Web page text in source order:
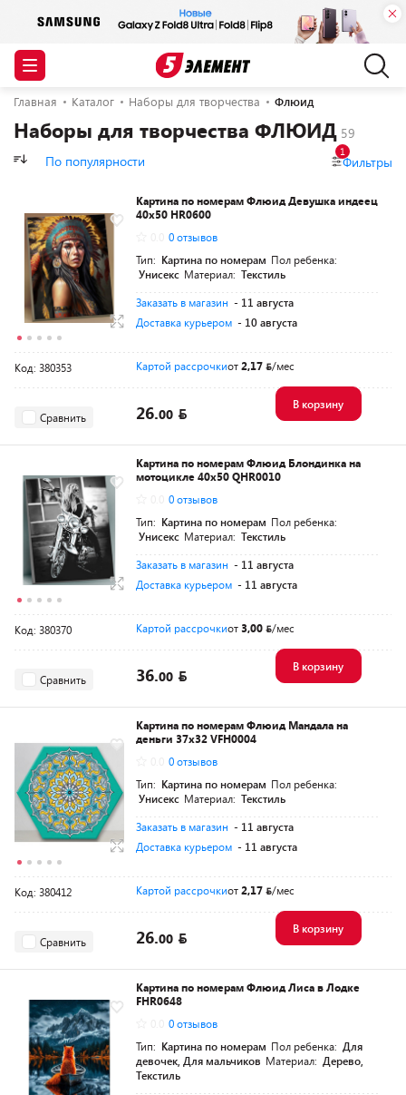
Главная Каталог Наборы для творчества Флюид
Наборы для творчества ФЛЮИД
По популярности Фильтры
1
Картина по номерам Флюид Девушка индеец
40x50 HR0600
0 отзывов
Тип: Картина по номерам Пол ребенка:
Унисекс Материал: Текстиль
Заказать в магазин - 11 августа
Доставка курьером - 10 августа
Код: 380353 Картой рассрочкиот2,17 /мес
Сравнить 26.00
В корзину
Картина по номерам Флюид Блондинка на
мотоцикле 40x50 QHR0010
0 отзывов
Тип: Картина по номерам Пол ребенка:
Унисекс Материал: Текстиль
Заказать в магазин - 11 августа
Доставка курьером - 11 августа
Код: 380370 Картой рассрочкиот3,00 /мес
Сравнить 36.00
В корзину
Картина по номерам Флюид Мандала на
деньги 37x32 VFH0004
0 отзывов
Тип: Картина по номерам Пол ребенка:
Унисекс Материал: Текстиль
Заказать в магазин - 11 августа
Доставка курьером - 11 августа
Код: 380412 Картой рассрочкиот2,17 /мес
Сравнить 26.00
В корзину
Картина по номерам Флюид Лиса в Лодке
FHR0648
0 отзывов
Тип: Картина по номерам Пол ребенка: Для
девочек, Для мальчиков Материал: Дерево,
Текстиль